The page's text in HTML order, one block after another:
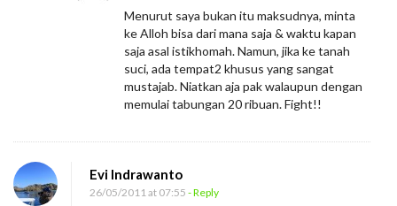
Menurut saya bukan itu maksudnya, minta
ke Alloh bisa dari mana saja & waktu kapan
saja asal istikhomah. Namun, jika ke tanah
suci, ada tempat2 khusus yang sangat
mustajab. Niatkan aja pak walaupun dengan
memulai tabungan 20 ribuan. Fight!!
Evi Indrawanto
26/05/2011 at 07:55 - Reply